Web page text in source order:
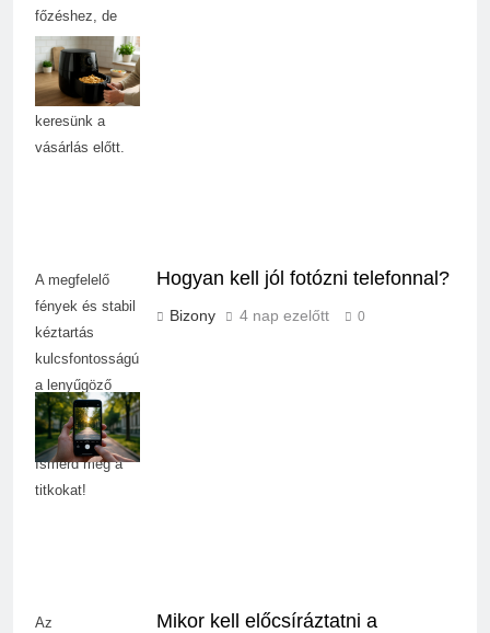
főzéshez, de
fontos tudni,
milyen
funkciókat
keresünk a
vásárlás előtt.
A megfelelő
fények és stabil
kéztartás
kulcsfontosságú
a lenyűgöző
mobilfotók
készítéséhez.
Ismerd meg a
titkokat!
Hogyan kell jól fotózni telefonnal?
Bizony 4 nap ezelőtt 0
Az
Mikor kell előcsíráztatni a